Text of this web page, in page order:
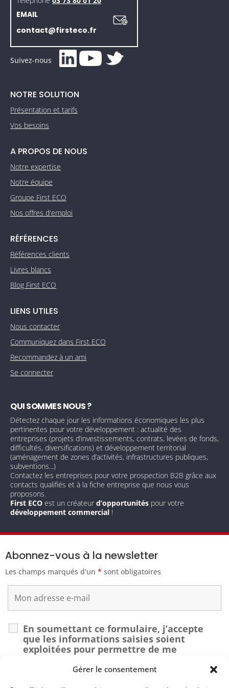
Gérer le consentement
EMAIL
contact@firsteco.fr
Suivez-nous
NOTRE SOLUTION
Présentation et tarifs
Vos besoins
A PROPOS DE NOUS
Notre expertise
Notre équipe
Groupe First ECO
Nos offres d'emploi
RÉFÉRENCES
Références clients
Livres blancs
Blog First ECO
LIENS UTILES
Nous contacter
Communiquez dans First ECO
Recommandez à un ami
Se connecter
QUI SOMMES NOUS ?
Détectez chaque jour les informations économiques les plus
pertinentes pour votre développement : actualité des
entreprises (projets d’investissements, contrats, levées de fonds,
difficultés, diversifications) et développement territorial
(aménagement de zones d’activités, infrastructures publiques,
subventions...)
Contactez les entreprises pour votre prospection B2B grâce aux
contacts qualifiés et à la fiche entreprise que nous vous
proposons.
First ECO est un créateurd’opportunités pour votre
développement commercial !
Abonnez-vous à la newsletter
Les champs marqués d’un * sont obligatoires
En soumettant ce formulaire, j’accepte
que les informations saisies soient
exploitées pour permettre de me